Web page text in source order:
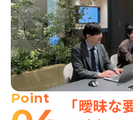
Point
「曖昧な